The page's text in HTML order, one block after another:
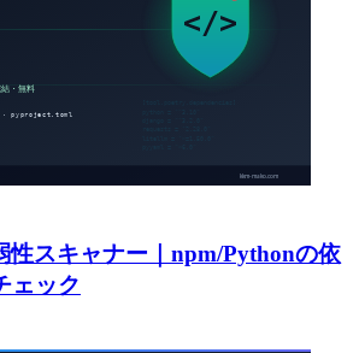
性スキャナー｜npm/Pythonの依
ェック